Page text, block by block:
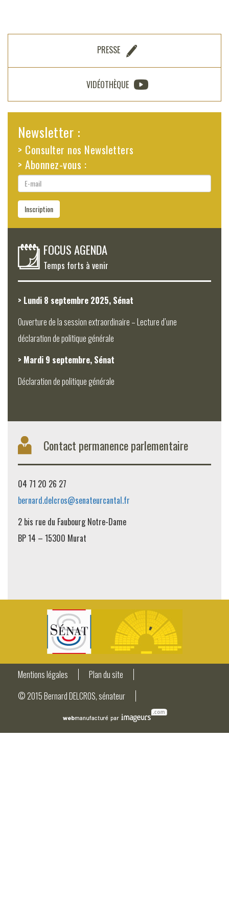
PRESSE
VIDÉOTHÈQUE
Newsletter :
> Consulter nos Newsletters
> Abonnez-vous :
E-
mail
Inscription
FOCUS AGENDA
Temps forts à venir
> Lundi 8 septembre 2025, Sénat
Ouverture de la session extraordinaire – Lecture d’une
déclaration de politique générale
> Mardi 9 septembre, Sénat
Déclaration de politique générale
Contact permanence parlementaire
04 71 20 26 27
bernard.delcros@senateurcantal.fr
2 bis rue du Faubourg Notre-Dame
BP 14 – 15300 Murat
Mentions légales
Plan du site
© 2015 Bernard DELCROS, sénateur